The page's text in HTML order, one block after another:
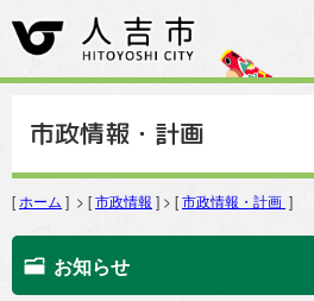
市政情報・計画
[ ホーム ] > [市政情報 ] > [市政情報・計画 ]
お知らせ